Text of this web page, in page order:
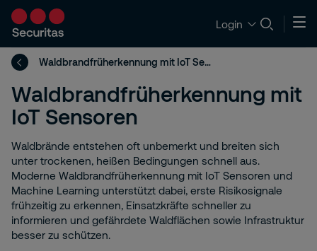
Login
Waldbrandfrüherkennung mit IoT Sensoren
Waldbrandfrüherkennung mit
IoT Sensoren
Waldbrände entstehen oft unbemerkt und breiten sich
unter trockenen, heißen Bedingungen schnell aus.
Moderne Waldbrandfrüherkennung mit IoT Sensoren und
Machine Learning unterstützt dabei, erste Risikosignale
frühzeitig zu erkennen, Einsatzkräfte schneller zu
informieren und gefährdete Waldflächen sowie Infrastruktur
besser zu schützen.